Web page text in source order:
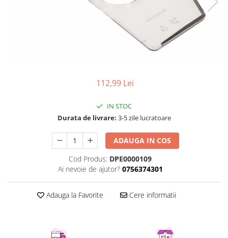
Mobila Living & Dining
Scule electrice si unelte
Silicon, spume si solutii tehnice
Sisteme Incalzire
Utilaje si materiale de constructii
112,99 Lei
IN STOC
Durata de livrare: 3-5 zile lucratoare
ADAUGA IN COS
Cod Produs: DPE0000109
Ai nevoie de ajutor? 0756374301
Adauga la Favorite Cere informatii